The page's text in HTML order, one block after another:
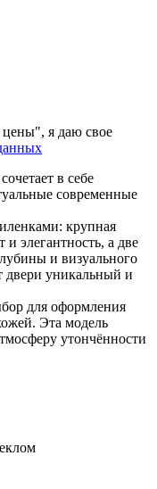
я даю свое
в себе
современные
крупная
и элегантность, а две
и визуального
двери уникальный и
для оформления
Эта модель
утончённости